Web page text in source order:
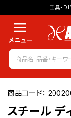
工具・
商品コード：
スチール デ